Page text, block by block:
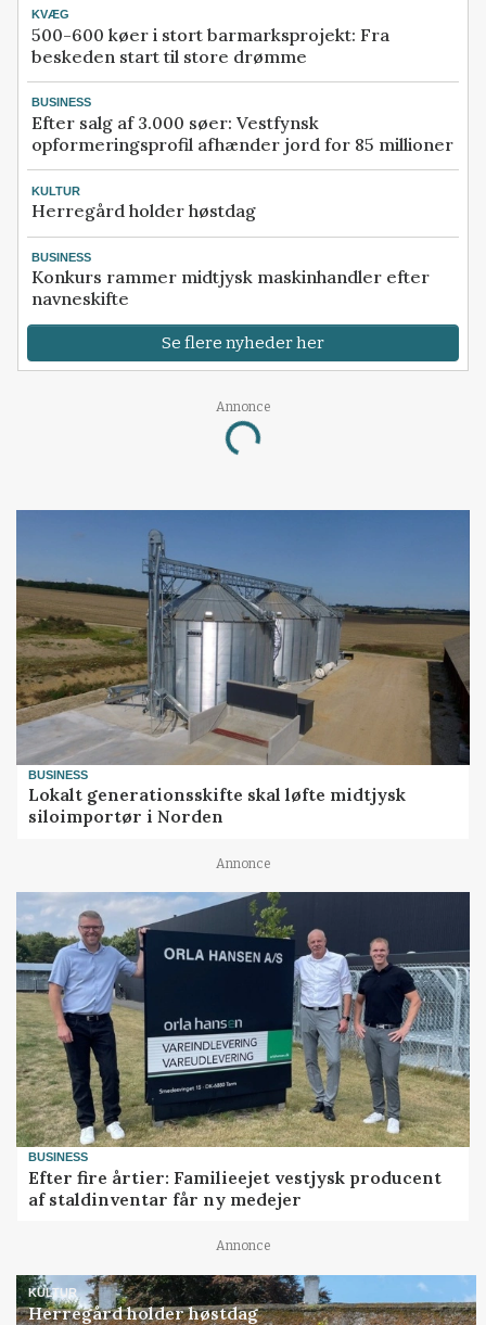
KVÆG
500-600 køer i stort barmarksprojekt: Fra
beskeden start til store drømme
BUSINESS
Efter salg af 3.000 søer: Vestfynsk
opformeringsprofil afhænder jord for 85 millioner
KULTUR
Herregård holder høstdag
BUSINESS
Konkurs rammer midtjysk maskinhandler efter
navneskifte
Se flere nyheder her
Annonce
Loading...
BUSINESS
Lokalt generationsskifte skal løfte midtjysk
siloimportør i Norden
Annonce
BUSINESS
Efter fire årtier: Familieejet vestjysk producent
af staldinventar får ny medejer
Annonce
KULTUR
Herregård holder høstdag